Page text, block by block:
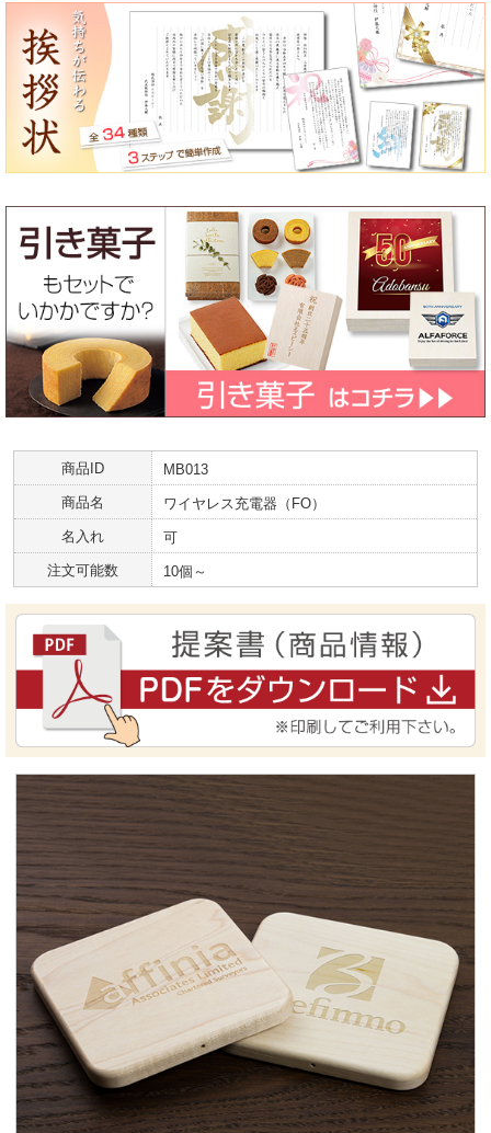
商品ID
MB013
商品名
ワイヤレス充電器（FO）
名入れ
可
注文可能数
10個～